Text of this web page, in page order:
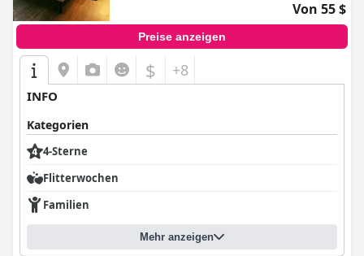
Von 55 $
Preise anzeigen
$ +8
INFO
Kategorien
4-Sterne
Flitterwochen
Familien
Mehr anzeigen